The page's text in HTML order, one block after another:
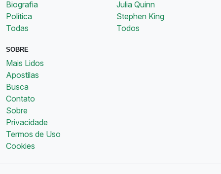
Biografia
Política
Todas
Julia Quinn
Stephen King
Todos
SOBRE
Mais Lidos
Apostilas
Busca
Contato
Sobre
Privacidade
Termos de Uso
Cookies